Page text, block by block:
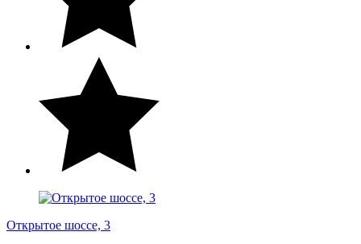
Открытое шоссе, 3